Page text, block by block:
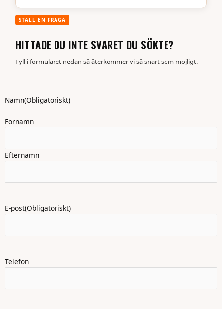
STÄLL EN FRÅGA
HITTADE DU INTE SVARET DU SÖKTE?
Fyll i formuläret nedan så återkommer vi så snart som möjligt.
Namn(Obligatoriskt)
Förnamn
Efternamn
E-post(Obligatoriskt)
Telefon